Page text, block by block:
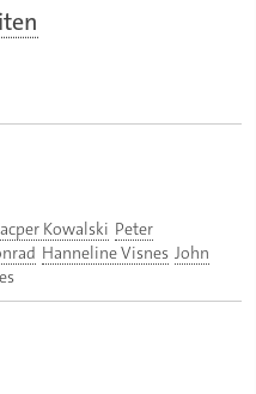
Kowalski Peter
Hanneline Visnes John